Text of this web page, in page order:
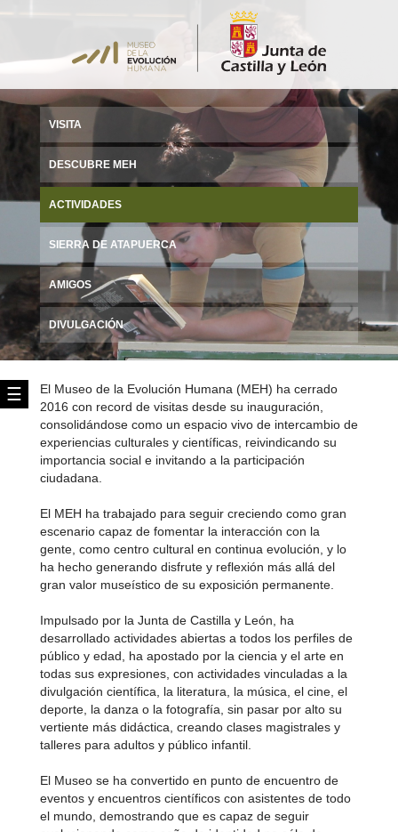
☰
VISITA
DESCUBRE MEH
ACTIVIDADES
SIERRA DE ATAPUERCA
AMIGOS
DIVULGACIÓN
El Museo de la Evolución Humana (MEH) ha cerrado
2016 con record de visitas desde su inauguración,
consolidándose como un espacio vivo de intercambio de
experiencias culturales y científicas, reivindicando su
importancia social e invitando a la participación
ciudadana.
El MEH ha trabajado para seguir creciendo como gran
escenario capaz de fomentar la interacción con la
gente, como centro cultural en continua evolución, y lo
ha hecho generando disfrute y reflexión más allá del
gran valor museístico de su exposición permanente.
Impulsado por la Junta de Castilla y León, ha
desarrollado actividades abiertas a todos los perfiles de
público y edad, ha apostado por la ciencia y el arte en
todas sus expresiones, con actividades vinculadas a la
divulgación científica, la literatura, la música, el cine, el
deporte, la danza o la fotografía, sin pasar por alto su
vertiente más didáctica, creando clases magistrales y
talleres para adultos y público infantil.
El Museo se ha convertido en punto de encuentro de
eventos y encuentros científicos con asistentes de todo
el mundo, demostrando que es capaz de seguir